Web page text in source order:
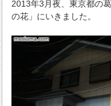
2013年3月夜、東京都の
の花」にいきました。